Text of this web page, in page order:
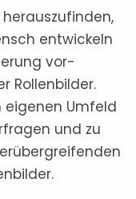
entwickeln
vor­
Rollenbilder.
eigenen Umfeld
und zu